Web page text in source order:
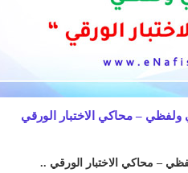
ولفظي – محاكي الاختبار الورقي
– محاكي الاختبار الورقي ..